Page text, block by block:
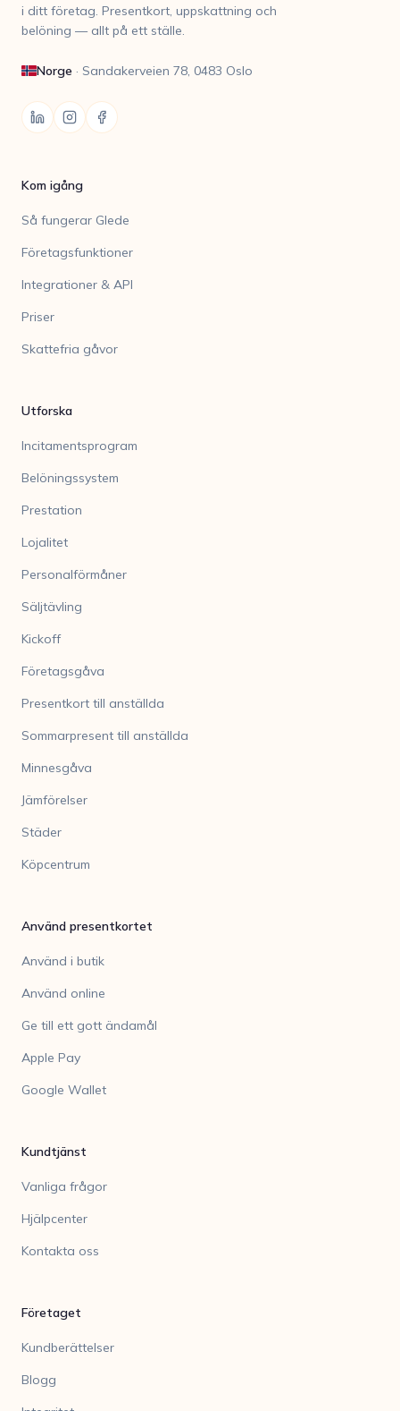
i ditt företag. Presentkort, uppskattning och
belöning — allt på ett ställe.
Norge · Sandakerveien 78, 0483 Oslo
Kom igång
Så fungerar Glede
Företagsfunktioner
Integrationer & API
Priser
Skattefria gåvor
Utforska
Incitamentsprogram
Belöningssystem
Prestation
Lojalitet
Personalförmåner
Säljtävling
Kickoff
Företagsgåva
Presentkort till anställda
Sommarpresent till anställda
Minnesgåva
Jämförelser
Städer
Köpcentrum
Använd presentkortet
Använd i butik
Använd online
Ge till ett gott ändamål
Apple Pay
Google Wallet
Kundtjänst
Vanliga frågor
Hjälpcenter
Kontakta oss
Företaget
Kundberättelser
Blogg